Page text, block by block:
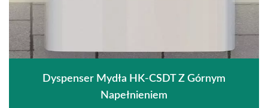
Dyspenser Mydła HK-CSDT Z Górnym
Napełnieniem